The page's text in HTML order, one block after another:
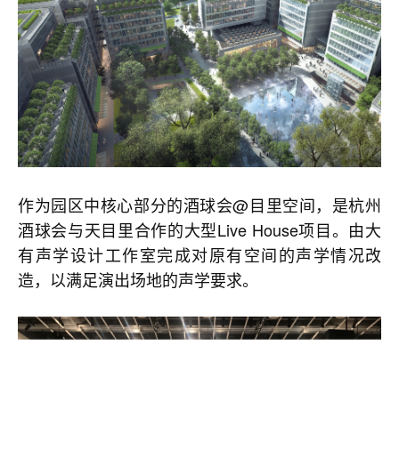
作为园区中核心部分的酒球会@目里空间，是杭州
酒球会与天目里合作的大型Live House项目。由大
有声学设计工作室完成对原有空间的声学情况改
造，以满足演出场地的声学要求。